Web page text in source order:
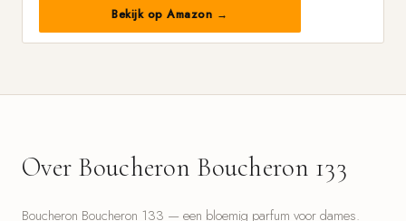
Bekijk op Amazon →
Over Boucheron Boucheron 133
Boucheron Boucheron 133 — een bloemig parfum voor dames.